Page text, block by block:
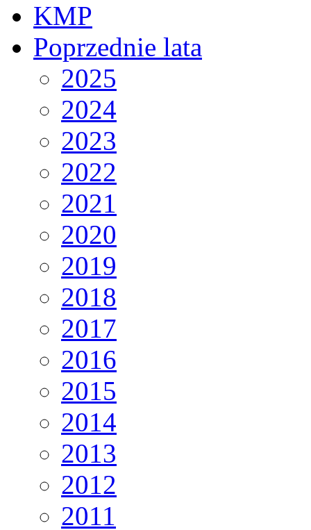
KMP
Poprzednie lata
2025
2024
2023
2022
2021
2020
2019
2018
2017
2016
2015
2014
2013
2012
2011